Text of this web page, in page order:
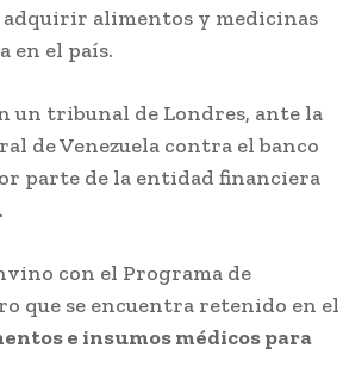
adquirir alimentos y medicinas
en el país.
un tribunal de Londres, ante la
de Venezuela contra el banco
parte de la entidad financiera
con el Programa de
que se encuentra retenido en el
e insumos médicos para